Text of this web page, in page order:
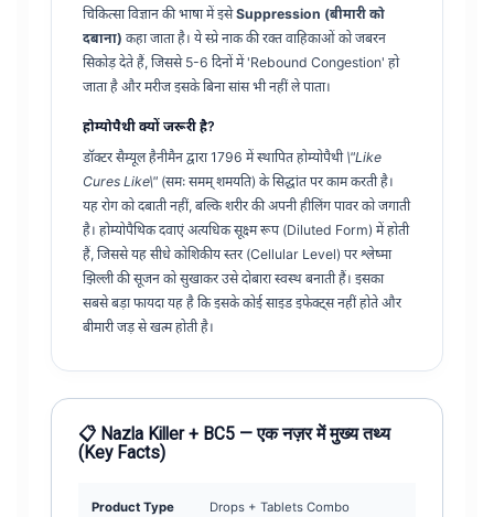
चिकित्सा विज्ञान की भाषा में इसेSuppression (बीमारी को
दबाना) कहा जाता है। ये स्प्रे नाक की रक्त वाहिकाओं को जबरन
सिकोड़ देते हैं, जिससे 5-6 दिनों में 'Rebound Congestion' हो
जाता है और मरीज इसके बिना सांस भी नहीं ले पाता।
होम्योपैथी क्यों जरूरी है?
डॉक्टर सैम्यूल हैनीमैन द्वारा 1796 में स्थापित होम्योपैथी \"Like
Cures Like\" (समः समम् शमयति) के सिद्धांत पर काम करती है।
यह रोग को दबाती नहीं, बल्कि शरीर की अपनी हीलिंग पावर को जगाती
है। होम्योपैथिक दवाएं अत्यधिक सूक्ष्म रूप (Diluted Form) में होती
हैं, जिससे यह सीधे कोशिकीय स्तर (Cellular Level) पर श्लेष्मा
झिल्ली की सूजन को सुखाकर उसे दोबारा स्वस्थ बनाती हैं। इसका
सबसे बड़ा फायदा यह है कि इसके कोई साइड इफेक्ट्स नहीं होते और
बीमारी जड़ से खत्म होती है।
📋 Nazla Killer + BC5 — एक नज़र में मुख्य तथ्य
(Key Facts)
Product Type Drops + Tablets Combo